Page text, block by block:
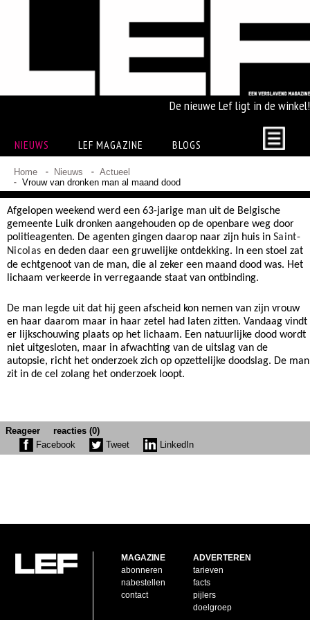
De nieuwe Lef ligt in de winkel!
NIEUWS LEF MAGAZINE BLOGS
Home Nieuws
Actueel
Vrouw van dronken man al maand dood
Afgelopen weekend werd een 63-jarige man uit de Belgische
gemeente Luik dronken aangehouden op de openbare weg door
politieagenten. De agenten gingen daarop naar zijn huis in Saint-
Nicolas en deden daar een gruwelijke ontdekking. In een stoel zat
de echtgenoot van de man, die al zeker een maand dood was. Het
lichaam verkeerde in verregaande staat van ontbinding.
De man legde uit dat hij geen afscheid kon nemen van zijn vrouw
en haar daarom maar in haar zetel had laten zitten. Vandaag vindt
er lijkschouwing plaats op het lichaam. Een natuurlijke dood wordt
niet uitgesloten, maar in afwachting van de uitslag van de
autopsie, richt het onderzoek zich op opzettelijke doodslag. De man
zit in de cel zolang het onderzoek loopt.
Reageer
reacties (0)
Facebook
Tweet LinkedIn
MAGAZINE
abonneren
nabestellen
contact
ADVERTEREN
tarieven
facts
pijlers
doelgroep